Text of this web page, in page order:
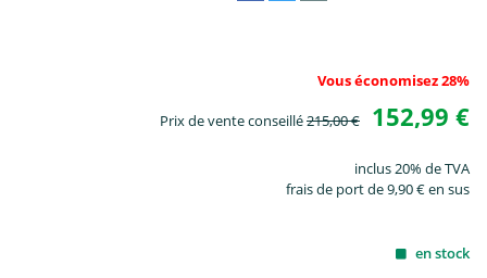
Vous économisez 28%
Prix de vente conseillé215,00 € 152,99 €
inclus 20% de TVA
frais de port de 9,90 € en sus
en stock